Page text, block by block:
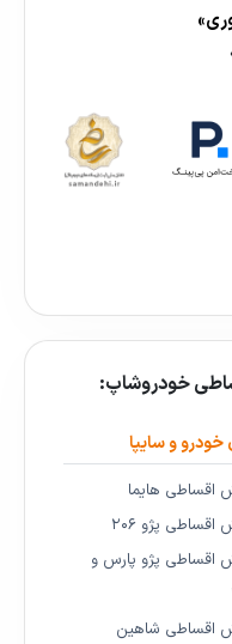
خودروشاپ:
خودرو و سایپا
اقساطی هایما
اقساطی پژو ۲۰۶
اقساطی پژو پارس و
اقساطی شاهین